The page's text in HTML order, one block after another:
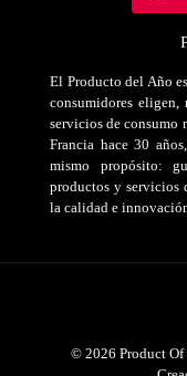
El Producto del Año
consumidores
servicios de consumo
Francia hace 30
mismo propósito:
productos y servicios
la calidad e
© 2026 Product Of